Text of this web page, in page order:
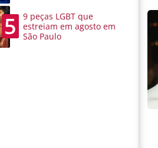
5
9 peças LGBT que
estreiam em agosto em
São Paulo